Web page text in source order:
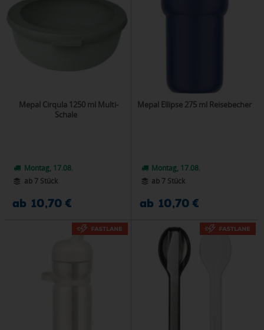
Mepal Cirqula 1250 ml Multi-
Schale
Montag, 17.08.
ab 7 Stück
ab 10,70 €
Mepal Ellipse 275 ml Reisebecher
Montag, 17.08.
ab 7 Stück
ab 10,70 €